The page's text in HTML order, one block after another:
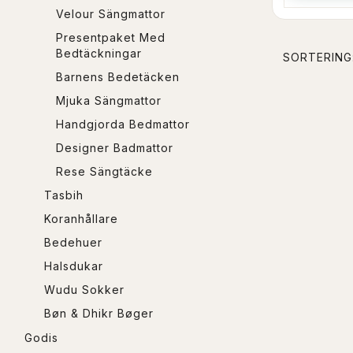
Velour Sängmattor
Presentpaket Med
Bedtäckningar
Barnens Bedetäcken
Mjuka Sängmattor
Handgjorda Bedmattor
Designer Badmattor
Rese Sängtäcke
Tasbih
Koranhållare
Bedehuer
Halsdukar
Wudu Sokker
Bøn & Dhikr Bøger
Godis